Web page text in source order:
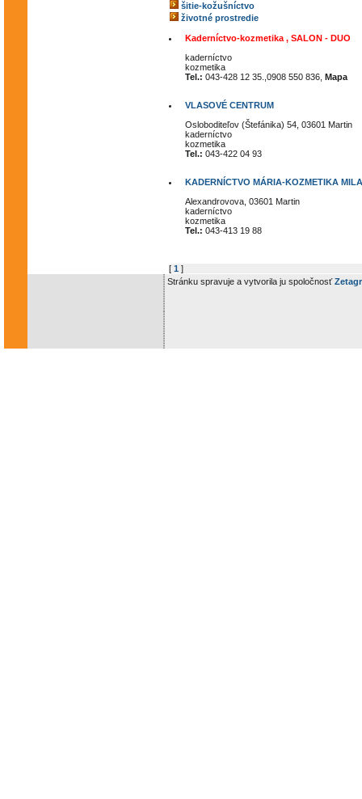
šitie-kožušníctvo
životné prostredie
Kaderníctvo-kozmetika , SALON - DUO
kaderníctvo
kozmetika
Tel.: 043-428 12 35.,0908 550 836, Mapa
VLASOVÉ CENTRUM
Osloboditeľov (Štefánika) 54, 03601 Martin
kaderníctvo
kozmetika
Tel.: 043-422 04 93
KADERNÍCTVO MÁRIA-KOZMETIKA
Alexandrovova, 03601 Martin
kaderníctvo
kozmetika
Tel.: 043-413 19 88
[ 1 ]
Stránku spravuje a vytvorila ju spoločnosť